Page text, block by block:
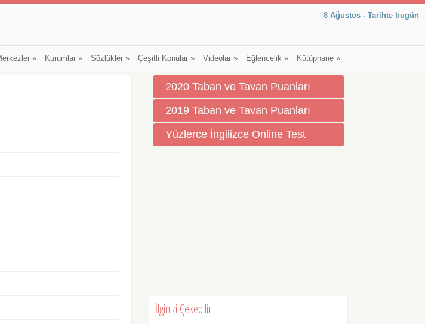
8 Ağustos - Tarihte bugün
» Kurumlar» Sözlükler» Çeşitli Konular» Videolar» Eğlencelik» Kütüphane»
2020 Taban ve Tavan Puanları
2019 Taban ve Tavan Puanları
Yüzlerce İngilizce Online Test
İlginizi Çekebilir